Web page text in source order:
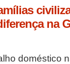
na
doméstico